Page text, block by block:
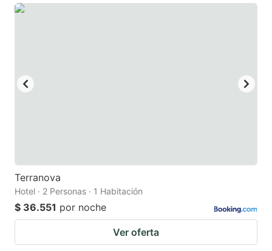
Terranova
Hotel · 2 Personas · 1 Habitación
$ 36.551 por noche
Ver oferta